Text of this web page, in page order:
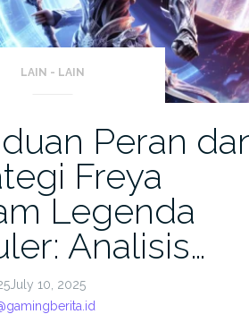
LAIN - LAIN
Peran
Freya
Legenda
Analisis…
10, 2025